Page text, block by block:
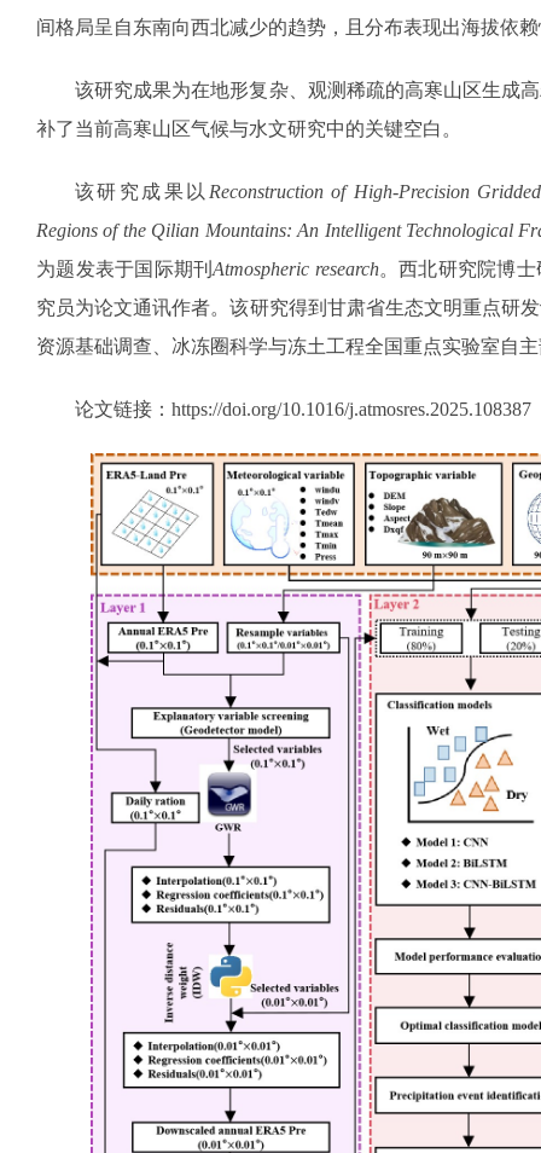
间格局呈自东南向西北减少的趋势，且分布表现出海拔依
该研究成果为在地形复杂、观测稀疏的高寒山区生成
补了当前高寒山区气候与水文研究中的关键空白。
该研究成果以 Reconstruction of High-Precision
Regions of the Qilian Mountains: An Intelligent Technological
为题发表于国际期刊Atmospheric research。西北研究院博
究员为论文通讯作者。该研究得到甘肃省生态文明重点研
资源基础调查、冰冻圈科学与冻土工程全国重点实验室自
论文链接： https://doi.org/10.1016/j.atmosres.2025.108387